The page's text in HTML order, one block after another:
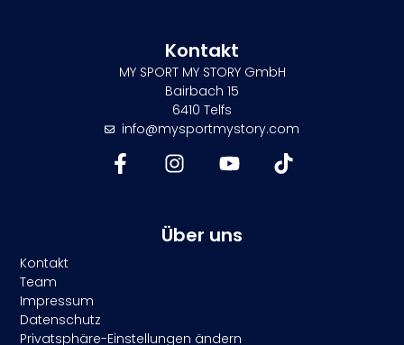
Kontakt
MY SPORT MY STORY GmbH
Bairbach 15
6410 Telfs
info@mysportmystory.com
Über uns
Kontakt
Team
Impressum
Datenschutz
Privatsphäre-Einstellungen ändern